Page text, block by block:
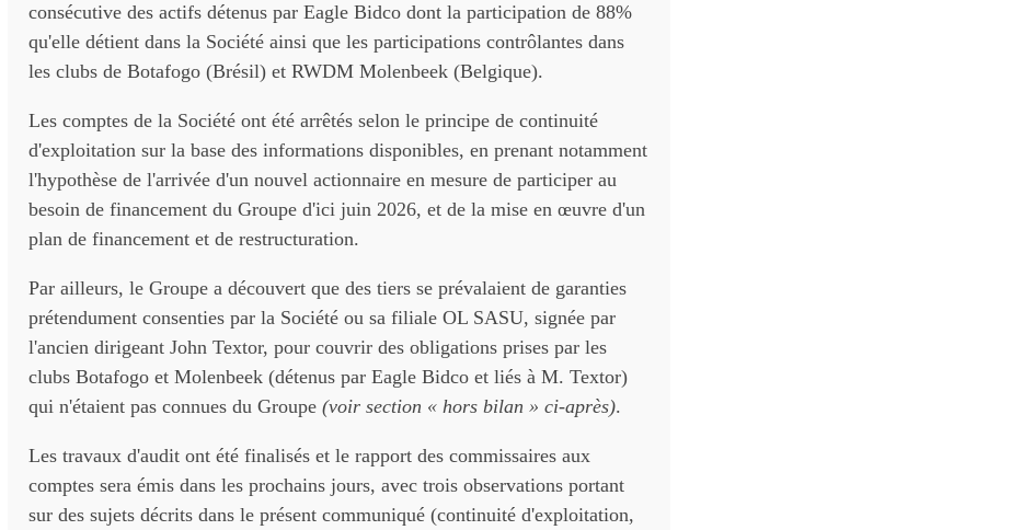
consécutive des actifs détenus par Eagle Bidco dont la participation de 88%
qu'elle détient dans la Société ainsi que les participations contrôlantes dans
les clubs de Botafogo (Brésil) et RWDM Molenbeek (Belgique).
Les comptes de la Société ont été arrêtés selon le principe de continuité
d'exploitation sur la base des informations disponibles, en prenant notamment
l'hypothèse de l'arrivée d'un nouvel actionnaire en mesure de participer au
besoin de financement du Groupe d'ici juin 2026, et de la mise en œuvre d'un
plan de financement et de restructuration.
Par ailleurs, le Groupe a découvert que des tiers se prévalaient de garanties
prétendument consenties par la Société ou sa filiale OL SASU, signée par
l'ancien dirigeant John Textor, pour couvrir des obligations prises par les
clubs Botafogo et Molenbeek (détenus par Eagle Bidco et liés à M. Textor)
qui n'étaient pas connues du Groupe (voir section « hors bilan » ci-après).
Les travaux d'audit ont été finalisés et le rapport des commissaires aux
comptes sera émis dans les prochains jours, avec trois observations portant
sur des sujets décrits dans le présent communiqué (continuité d'exploitation,